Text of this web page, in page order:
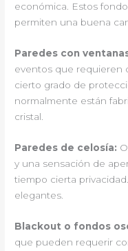
económica. Estos
permiten una buena
Paredes con
eventos que requieren
cierto grado de
normalmente están
cristal.
Paredes de celosía:
y una sensación de
tiempo cierta
elegantes.
Blackout o fondos
que pueden requerir